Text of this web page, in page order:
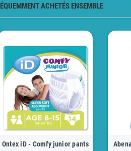
ACHETÉS ENSEMBLE
Ontex iD - Comfy junior pants